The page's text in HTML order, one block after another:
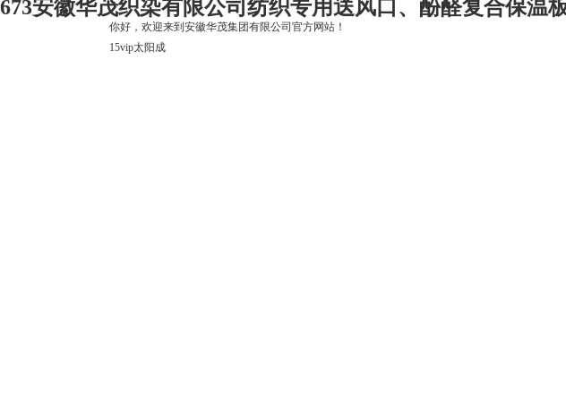
673安徽华茂织染有限公司纺织专用送风口、酚醛复合保温
你好，欢迎来到安徽华茂集团有限公司官方网站！
15vip太阳成